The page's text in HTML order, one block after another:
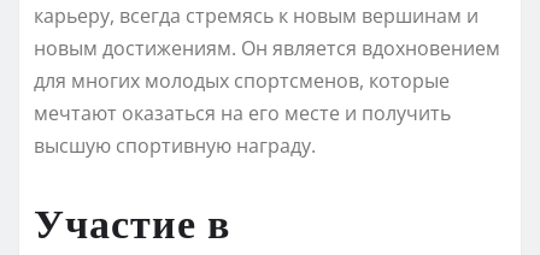
карьеру, всегда стремясь к новым вершинам и
новым достижениям. Он является вдохновением
для многих молодых спортсменов, которые
мечтают оказаться на его месте и получить
высшую спортивную награду.
Участие в